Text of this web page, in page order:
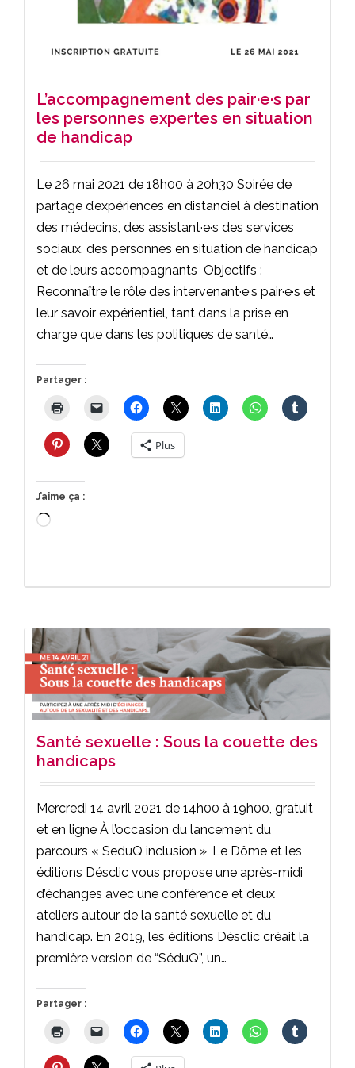
L’accompagnement des pair·e·s par
les personnes expertes en situation
de handicap
Le 26 mai 2021 de 18h00 à 20h30 Soirée de
partage d’expériences en distanciel à destination
des médecins, des assistant·e·s des services
sociaux, des personnes en situation de handicap
et de leurs accompagnants Objectifs :
Reconnaître le rôle des intervenant·e·s pair·e·s et
leur savoir expérientiel, tant dans la prise en
charge que dans les politiques de santé…
Partager :
Plus
J’aime ça :
Chargement…
Santé sexuelle : Sous la couette des
handicaps
Mercredi 14 avril 2021 de 14h00 à 19h00, gratuit
et en ligne À l’occasion du lancement du
parcours « SeduQ inclusion », Le Dôme et les
éditions Désclic vous propose une après-midi
d’échanges avec une conférence et deux
ateliers autour de la santé sexuelle et du
handicap. En 2019, les éditions Désclic créait la
première version de “SéduQ”, un…
Partager :